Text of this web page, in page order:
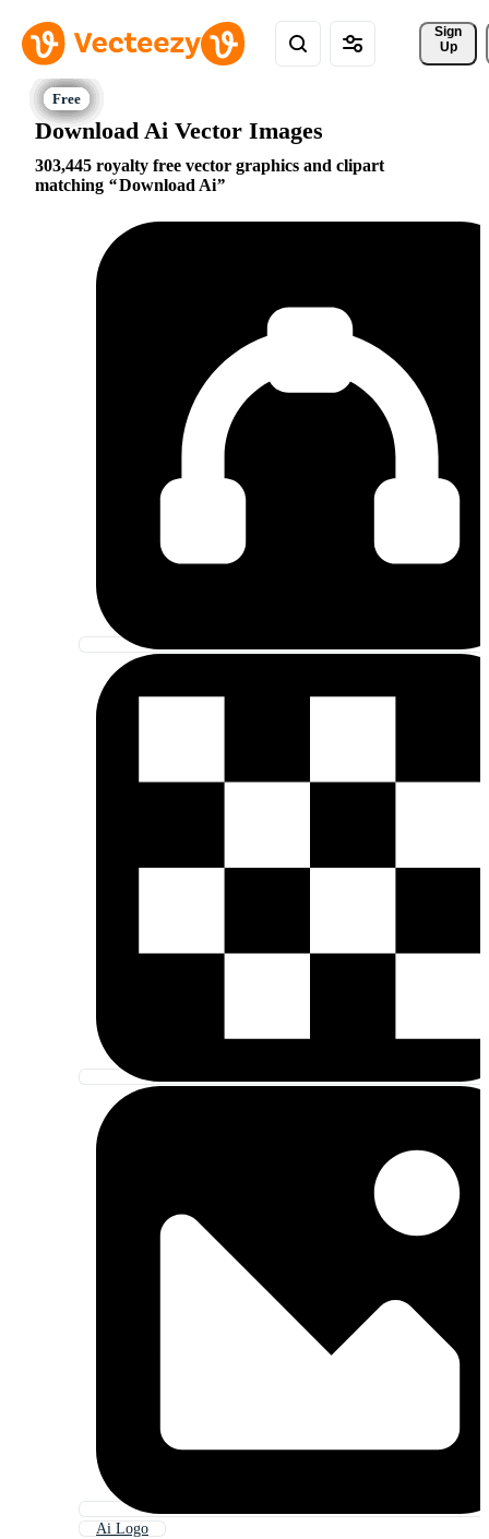
Sign
Up
Download Ai Vector Images
303,445 royalty free vector graphics and clipart
matching
Download Ai
Ai Logo